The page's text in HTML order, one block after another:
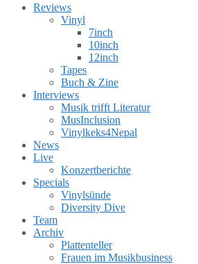
Reviews
Vinyl
7inch
10inch
12inch
Tapes
Buch & Zine
Interviews
Musik trifft Literatur
MusInclusion
Vinylkeks4Nepal
News
Live
Konzertberichte
Specials
Vinylsünde
Diversity Dive
Team
Archiv
Plattenteller
Frauen im Musikbusiness